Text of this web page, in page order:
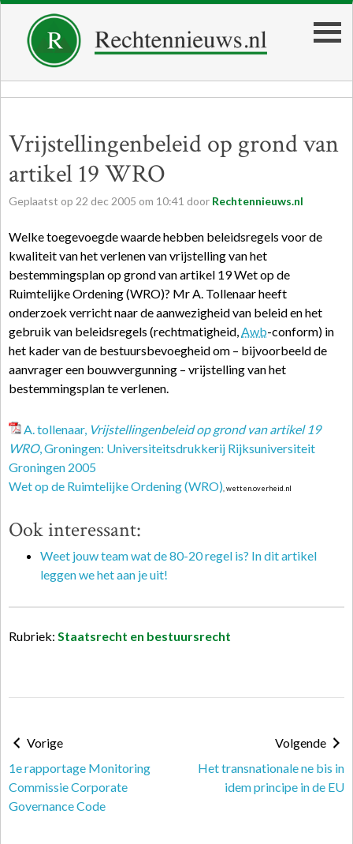
Vrijstellingenbeleid op grond van
artikel 19 WRO
Geplaatst op 22 dec 2005 om 10:41 door Rechtennieuws.nl
Welke toegevoegde waarde hebben beleidsregels voor de
kwaliteit van het verlenen van vrijstelling van het
bestemmingsplan op grond van artikel 19 Wet op de
Ruimtelijke Ordening (WRO)? Mr A. Tollenaar heeft
onderzoek verricht naar de aanwezigheid van beleid en het
gebruik van beleidsregels (rechtmatigheid,Awb-conform) in
het kader van de bestuursbevoegheid om – bijvoorbeeld de
aanvrager een bouwvergunning – vrijstelling van het
bestemmingsplan te verlenen.
A. tollenaar, Vrijstellingenbeleid op grond van artikel 19
WRO, Groningen: Universiteitsdrukkerij Rijksuniversiteit
Groningen 2005
Wet op de Ruimtelijke Ordening (WRO) , wetten.overheid.nl
Ook interessant:
Weet jouw team wat de 80-20 regel is? In dit artikel
leggen we het aan je uit!
Rubriek: Staatsrecht en bestuursrecht
Vorige
1e rapportage Monitoring
Commissie Corporate
Governance Code
Volgende
Het transnationale ne bis in
idem principe in de EU